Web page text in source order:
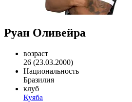
Руан Оливейра
возраст
26 (23.03.2000)
Национальность
Бразилия
клуб
Куяба